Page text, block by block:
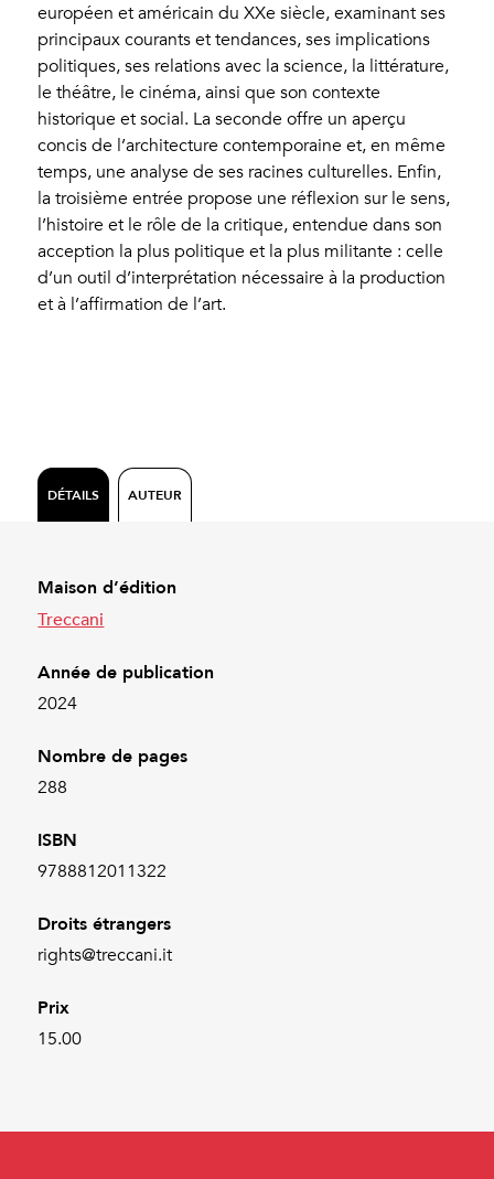
européen et américain du XXe siècle, examinant ses
principaux courants et tendances, ses implications
politiques, ses relations avec la science, la littérature,
le théâtre, le cinéma, ainsi que son contexte
historique et social. La seconde offre un aperçu
concis de l’architecture contemporaine et, en même
temps, une analyse de ses racines culturelles. Enfin,
la troisième entrée propose une réflexion sur le sens,
l’histoire et le rôle de la critique, entendue dans son
acception la plus politique et la plus militante : celle
d’un outil d’interprétation nécessaire à la production
et à l’affirmation de l’art.
DÉTAILS AUTEUR
Maison d’édition
Treccani
Année de publication
2024
Nombre de pages
288
ISBN
9788812011322
Droits étrangers
rights@treccani.it
Prix
15.00